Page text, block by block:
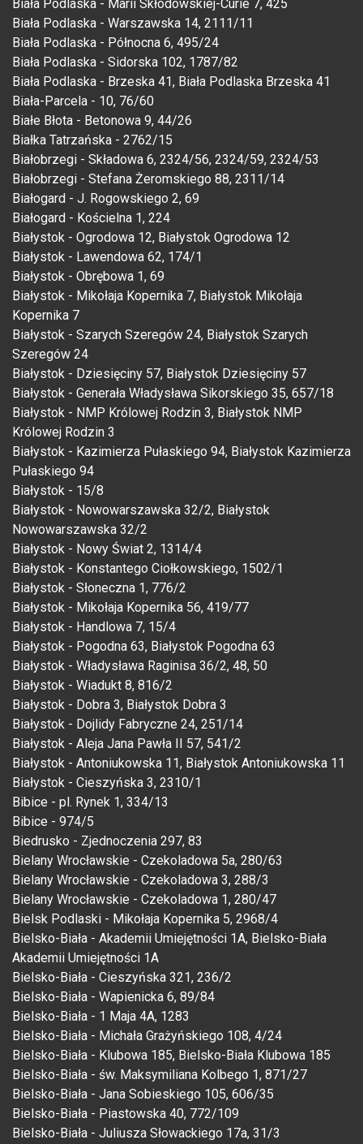
Biała Podlaska - Marii Skłodowskiej-Curie 7, 425
Biała Podlaska - Warszawska 14, 2111/11
Biała Podlaska - Północna 6, 495/24
Biała Podlaska - Sidorska 102, 1787/82
Biała Podlaska - Brzeska 41, Biała Podlaska Brzeska 41
Biała-Parcela - 10, 76/60
Białe Błota - Betonowa 9, 44/26
Białka Tatrzańska - 2762/15
Białobrzegi - Składowa 6, 2324/56, 2324/59, 2324/53
Białobrzegi - Stefana Żeromskiego 88, 2311/14
Białogard - J. Rogowskiego 2, 69
Białogard - Kościelna 1, 224
Białystok - Ogrodowa 12, Białystok Ogrodowa 12
Białystok - Lawendowa 62, 174/1
Białystok - Obrębowa 1, 69
Białystok - Mikołaja Kopernika 7, Białystok Mikołaja
Kopernika 7
Białystok - Szarych Szeregów 24, Białystok Szarych
Szeregów 24
Białystok - Dziesięciny 57, Białystok Dziesięciny 57
Białystok - Generała Władysława Sikorskiego 35, 657/18
Białystok - NMP Królowej Rodzin 3, Białystok NMP
Królowej Rodzin 3
Białystok - Kazimierza Pułaskiego 94, Białystok Kazimierza
Pułaskiego 94
Białystok - 15/8
Białystok - Nowowarszawska 32/2, Białystok
Nowowarszawska 32/2
Białystok - Nowy Świat 2, 1314/4
Białystok - Konstantego Ciołkowskiego, 1502/1
Białystok - Słoneczna 1, 776/2
Białystok - Mikołaja Kopernika 56, 419/77
Białystok - Handlowa 7, 15/4
Białystok - Pogodna 63, Białystok Pogodna 63
Białystok - Władysława Raginisa 36/2, 48, 50
Białystok - Wiadukt 8, 816/2
Białystok - Dobra 3, Białystok Dobra 3
Białystok - Dojlidy Fabryczne 24, 251/14
Białystok - Aleja Jana Pawła II 57, 541/2
Białystok - Antoniukowska 11, Białystok Antoniukowska 11
Białystok - Cieszyńska 3, 2310/1
Bibice - pl. Rynek 1, 334/13
Bibice - 974/5
Biedrusko - Zjednoczenia 297, 83
Bielany Wrocławskie - Czekoladowa 5a, 280/63
Bielany Wrocławskie - Czekoladowa 3, 288/3
Bielany Wrocławskie - Czekoladowa 1, 280/47
Bielsk Podlaski - Mikołaja Kopernika 5, 2968/4
Bielsko-Biała - Akademii Umiejętności 1A, Bielsko-Biała
Akademii Umiejętności 1A
Bielsko-Biała - Cieszyńska 321, 236/2
Bielsko-Biała - Wapienicka 6, 89/84
Bielsko-Biała - 1 Maja 4A, 1283
Bielsko-Biała - Michała Grażyńskiego 108, 4/24
Bielsko-Biała - Klubowa 185, Bielsko-Biała Klubowa 185
Bielsko-Biała - św. Maksymiliana Kolbego 1, 871/27
Bielsko-Biała - Jana Sobieskiego 105, 606/35
Bielsko-Biała - Piastowska 40, 772/109
Bielsko-Biała - Juliusza Słowackiego 17a, 31/3